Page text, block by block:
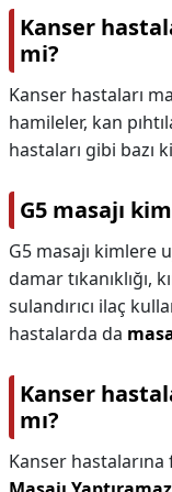
Kanser
mi?
Kanser hastaları
hamileler, kan
hastaları gibi bazı
G5 masajı
G5 masajı kimlere
damar tıkanıklığı,
sulandırıcı ilaç
hastalarda da
Kanser
mı?
Kanser hastalarına